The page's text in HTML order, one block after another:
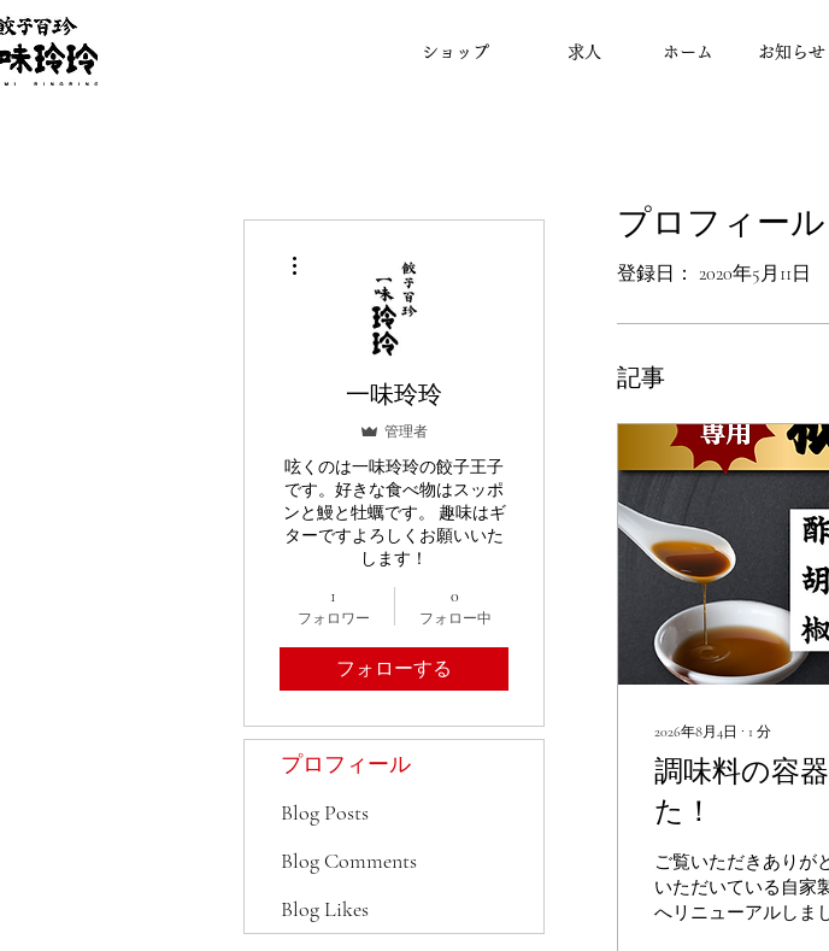
ショップ 求人 ホーム お知らせ
プロフィール
登録日： 2020年5月11日
記事
2026年8月4日 ∙ 1 分
調味料の容
た！
ご覧いただきありが
いただいている自家
へリニューアルしま
一味玲玲
管理者
呟くのは一味玲玲の餃子王子
です。好きな食べ物はスッポ
ンと鰻と牡蠣です。 趣味はギ
ターですよろしくお願いいた
します！
1
フォロワー
0
フォロー中
フォローする
プロフィール
Blog Posts
Blog Comments
Blog Likes